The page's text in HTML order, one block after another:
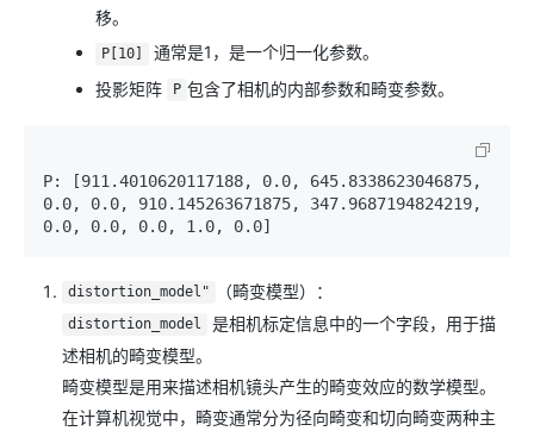
移。
P[10]
通常是1，是一个归一化参数。
投影矩阵
P 包含了相机的内部参数和畸变参数。
P: [911.4010620117188, 0.0, 645.8338623046875,
0.0, 0.0, 910.145263671875, 347.9687194824219,
distortion_model" （畸变模型）：
distortion_model
是相机标定信息中的一个字段，用于描
述相机的畸变模型。
畸变模型是用来描述相机镜头产生的畸变效应的数学模型。
在计算机视觉中，畸变通常分为径向畸变和切向畸变两种主